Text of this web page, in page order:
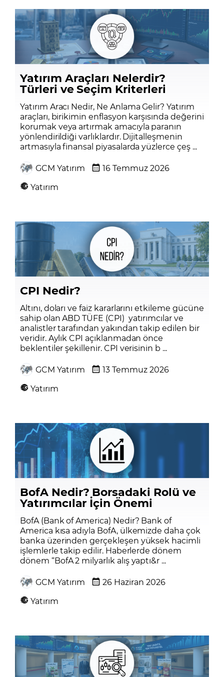
Yatırım Araçları Nelerdir?
Türleri ve Seçim Kriterleri
Yatırım Aracı Nedir, Ne Anlama Gelir? Yatırım
araçları, birikimin enflasyon karşısında değerini
korumak veya artırmak amacıyla paranın
yönlendirildiği varlıklardır. Dijitalleşmenin
artmasıyla finansal piyasalarda yüzlerce çeş ...
GCM Yatırım
16 Temmuz 2026
Yatırım
CPI Nedir?
Altını, doları ve faiz kararlarını etkileme gücüne
sahip olan ABD TÜFE (CPI) yatırımcılar ve
analistler tarafından yakından takip edilen bir
veridir. Aylık CPI açıklanmadan önce
beklentiler şekillenir. CPI verisinin b ...
GCM Yatırım
13 Temmuz 2026
Yatırım
BofA Nedir? Borsadaki Rolü ve
Yatırımcılar İçin Önemi
BofA (Bank of America) Nedir? Bank of
America kısa adıyla BofA, ülkemizde daha çok
banka üzerinden gerçekleşen yüksek hacimli
işlemlerle takip edilir. Haberlerde dönem
dönem “BofA 2 milyarlık alış yaptı&r ...
GCM Yatırım
26 Haziran 2026
Yatırım